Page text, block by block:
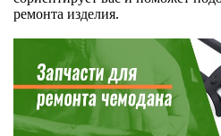
ремонта изделия.